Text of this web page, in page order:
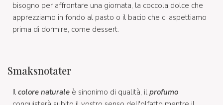
bisogno per affrontare una giornata, la coccola dolce che
apprezziamo in fondo al pasto o il bacio che ci aspettiamo
prima di dormire, come dessert.
Smaksnotater
Il colore naturale è sinonimo di qualità, il profumo